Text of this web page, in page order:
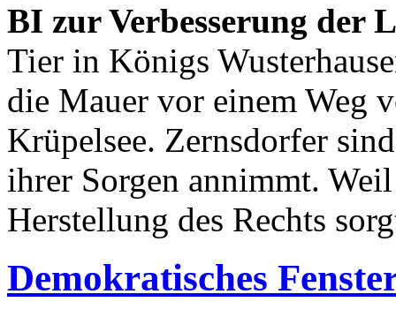
BI zur Verbesserung der
Tier in Königs
die Mauer vor einem Weg
Krüpelsee. Zernsdorfer
ihrer Sorgen annimmt.
Herstellung des Rechts
Demokratisches